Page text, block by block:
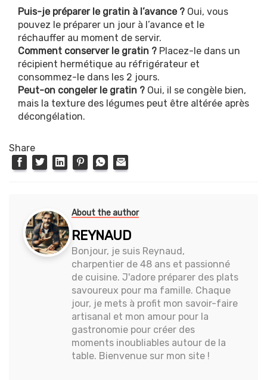
Puis-je préparer le gratin à l’avance ? Oui, vous
pouvez le préparer un jour à l’avance et le
réchauffer au moment de servir.
Comment conserver le gratin ? Placez-le dans un
récipient hermétique au réfrigérateur et
consommez-le dans les 2 jours.
Peut-on congeler le gratin ? Oui, il se congèle bien,
mais la texture des légumes peut être altérée après
décongélation.
Share
About the author
REYNAUD
Bonjour, je suis Reynaud,
charpentier de 48 ans et passionné
de cuisine. J'adore préparer des plats
savoureux pour ma famille. Chaque
jour, je mets à profit mon savoir-faire
artisanal et mon amour pour la
gastronomie pour créer des
moments inoubliables autour de la
table. Bienvenue sur mon site !